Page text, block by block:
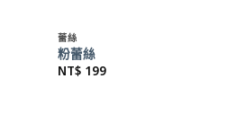
蕾絲
粉蕾絲
NT$ 199